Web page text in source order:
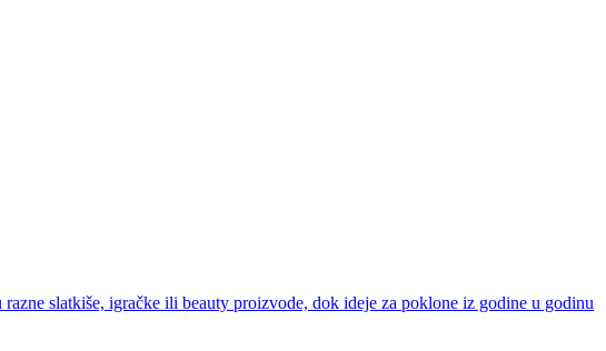
slatkiše, igračke ili beauty proizvode, dok ideje za poklone iz godine u godinu